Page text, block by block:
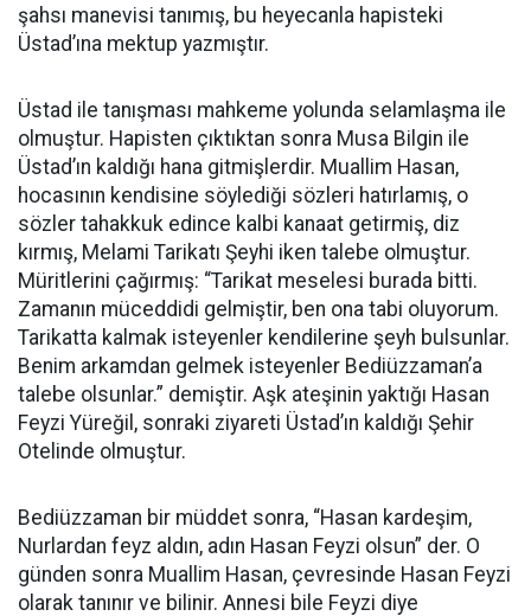
şahsı manevisi tanımış, bu heyecanla hapisteki
Üstad’ına mektup yazmıştır.
Üstad ile tanışması mahkeme yolunda selamlaşma ile
olmuştur. Hapisten çıktıktan sonra Musa Bilgin ile
Üstad’ın kaldığı hana gitmişlerdir. Muallim Hasan,
hocasının kendisine söylediği sözleri hatırlamış, o
sözler tahakkuk edince kalbi kanaat getirmiş, diz
kırmış, Melami Tarikatı Şeyhi iken talebe olmuştur.
Müritlerini çağırmış: “Tarikat meselesi burada bitti.
Zamanın müceddidi gelmiştir, ben ona tabi oluyorum.
Tarikatta kalmak isteyenler kendilerine şeyh bulsunlar.
Benim arkamdan gelmek isteyenler Bediüzzaman’a
talebe olsunlar.” demiştir. Aşk ateşinin yaktığı Hasan
Feyzi Yüreğil, sonraki ziyareti Üstad’ın kaldığı Şehir
Otelinde olmuştur.
Bediüzzaman bir müddet sonra, “Hasan kardeşim,
Nurlardan feyz aldın, adın Hasan Feyzi olsun” der. O
günden sonra Muallim Hasan, çevresinde Hasan Feyzi
olarak tanınır ve bilinir. Annesi bile Feyzi diye